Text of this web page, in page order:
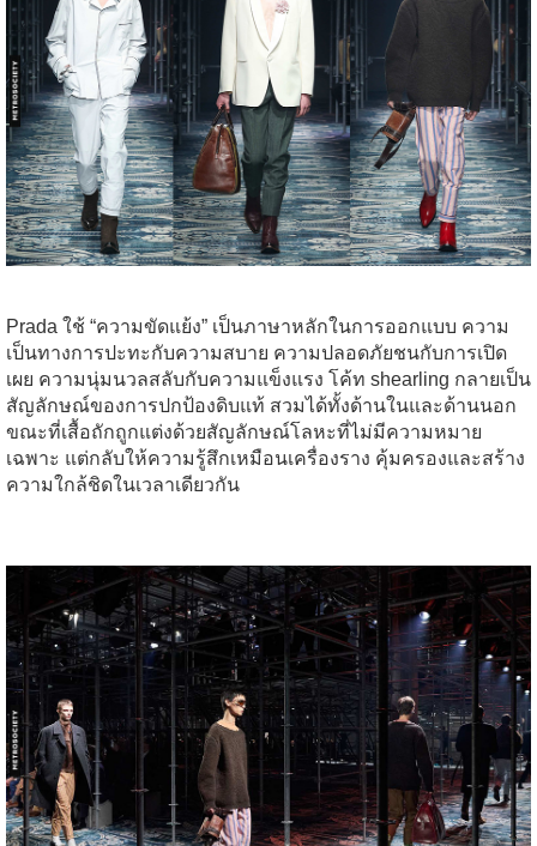
Prada ใช้ “ความขัดแย้ง” เป็นภาษาหลักในการออกแบบ ความ
เป็นทางการปะทะกับความสบาย ความปลอดภัยชนกับการเปิด
เผย ความนุ่มนวลสลับกับความแข็งแรง โค้ท shearling กลายเป็น
สัญลักษณ์ของการปกป้องดิบแท้ สวมได้ทั้งด้านในและด้านนอก
ขณะที่เสื้อถักถูกแต่งด้วยสัญลักษณ์โลหะที่ไม่มีความหมาย
เฉพาะ แต่กลับให้ความรู้สึกเหมือนเครื่องราง คุ้มครองและสร้าง
ความใกล้ชิดในเวลาเดียวกัน